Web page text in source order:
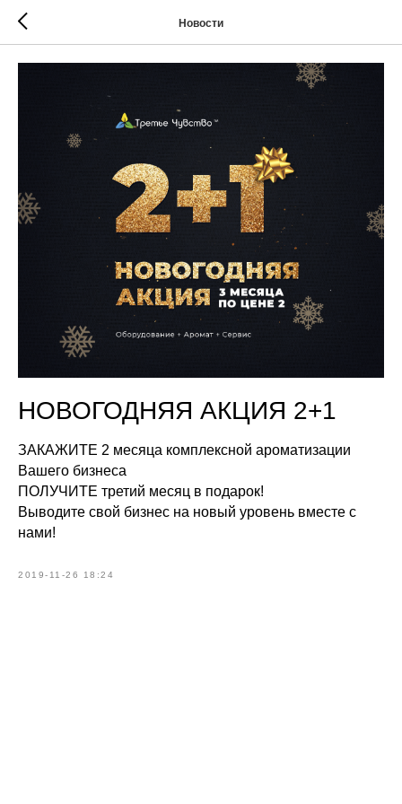
Новости
НОВОГОДНЯЯ АКЦИЯ 2+1
ЗАКАЖИТЕ 2 месяца комплексной ароматизации
Вашего бизнеса
ПОЛУЧИТЕ третий месяц в подарок!
Выводите свой бизнес на новый уровень вместе с
нами!
2019-11-26 18:24